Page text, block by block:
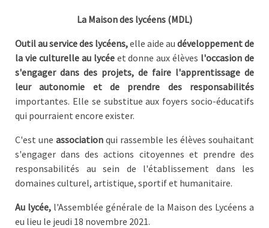
La Maison des lycéens (MDL)
Outil au service des lycéens,elle aide au développement de
la vie culturelle au lycéeet donne aux élèves l'occasion de
s'engager dans des projets, de faire l'apprentissage de
leur autonomie et de prendre des responsabilités
importantes. Elle se substitue aux foyers socio-éducatifs
qui pourraient encore exister.
C'est une association qui rassemble les élèves souhaitant
s'engager dans des actions citoyennes et prendre des
responsabilités au sein de l'établissement dans les
domaines culturel, artistique, sportif et humanitaire.
Au lycée, l'Assemblée générale de la Maison des Lycéens a
eu lieu le jeudi 18 novembre 2021.